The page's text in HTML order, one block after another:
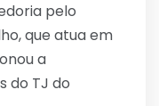
pelo
que atua em
a
do TJ do